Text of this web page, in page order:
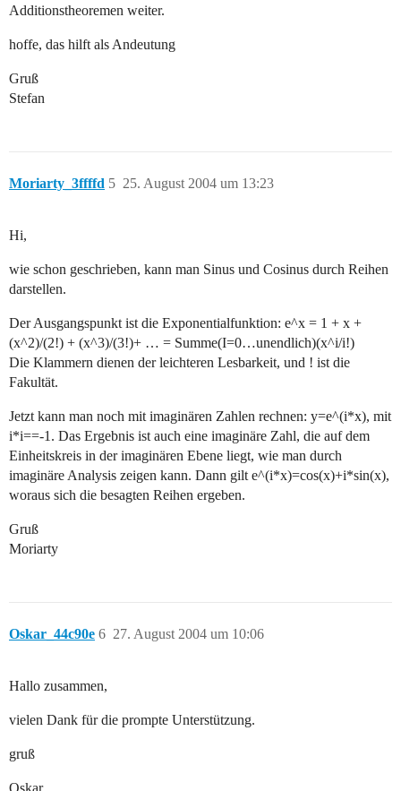
Additionstheoremen weiter.
hoffe, das hilft als Andeutung
Gruß
Stefan
Moriarty_3ffffd 25. August 2004 um 13:23
5
Hi,
wie schon geschrieben, kann man Sinus und Cosinus durch Reihen
darstellen.
Der Ausgangspunkt ist die Exponentialfunktion: e^x = 1 + x +
(x^2)/(2!) + (x^3)/(3!)+ … = Summe(I=0…unendlich)(x^i/i!)
Die Klammern dienen der leichteren Lesbarkeit, und ! ist die
Fakultät.
Jetzt kann man noch mit imaginären Zahlen rechnen: y=e^(i*x), mit
i*i==-1. Das Ergebnis ist auch eine imaginäre Zahl, die auf dem
Einheitskreis in der imaginären Ebene liegt, wie man durch
imaginäre Analysis zeigen kann. Dann gilt e^(i*x)=cos(x)+i*sin(x),
woraus sich die besagten Reihen ergeben.
Gruß
Moriarty
Oskar_44c90e 27. August 2004 um 10:06
6
Hallo zusammen,
vielen Dank für die prompte Unterstützung.
gruß
Oskar